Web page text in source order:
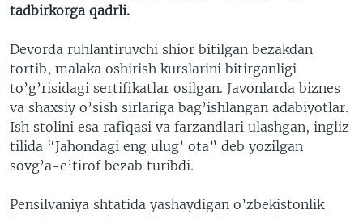
tadbirkorga qadrli.
Devorda ruhlantiruvchi shior bitilgan bezakdan
tortib, malaka oshirish kurslarini bitirganligi
to’g’risidagi sertifikatlar osilgan. Javonlarda biznes
va shaxsiy o’sish sirlariga bag’ishlangan adabiyotlar.
Ish stolini esa rafiqasi va farzandlari ulashgan, ingliz
tilida “Jahondagi eng ulug’ ota” deb yozilgan
sovg’a-e’tirof bezab turibdi.
Pensilvaniya shtatida yashaydigan o’zbekistonlik